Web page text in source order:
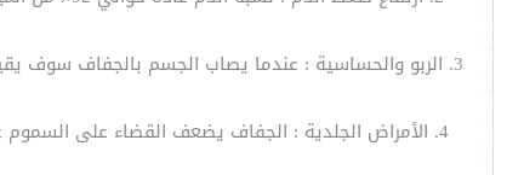
3. الربو والحساسية : عندما يصاب الجسم بالجفاف سوف
4. الأمراض الجلدية : الجفاف يضعف القضاء على السموم